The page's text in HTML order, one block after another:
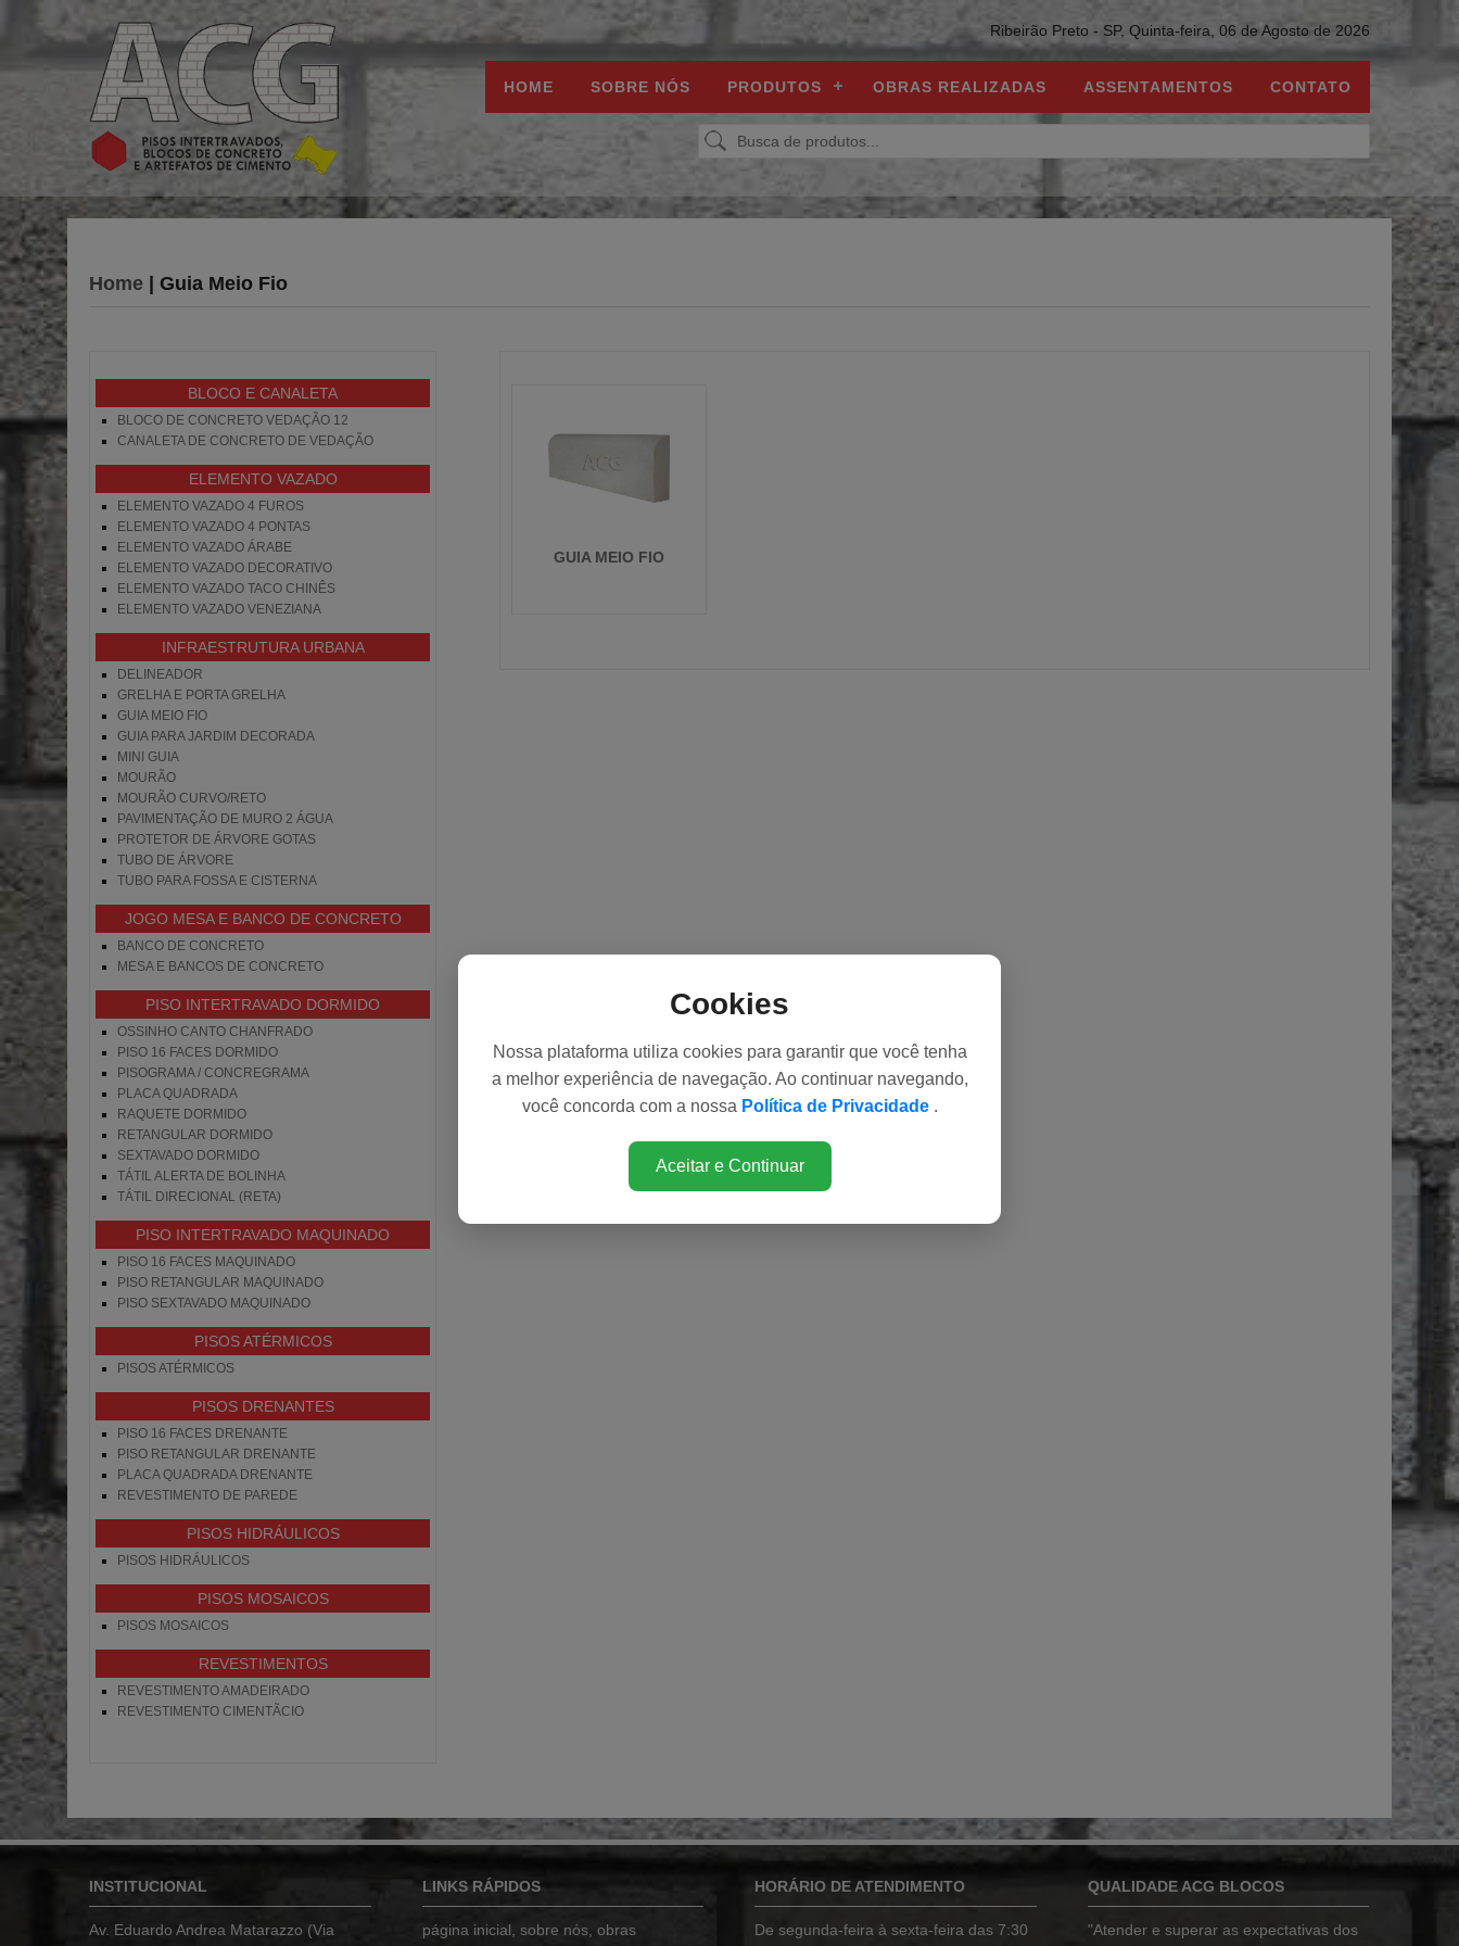
Ribeirão Preto - SP, Quinta-feira, 06 de Agosto de 2026
HOME SOBRE NÓS PRODUTOS OBRAS REALIZADAS ASSENTAMENTOS CONTATO
Cookies
Nossa plataforma utiliza cookies para garantir que você tenha
a melhor experiência de navegação. Ao continuar navegando,
você concorda com a nossa Política de Privacidade .
Aceitar e Continuar
Home | Guia Meio Fio
BLOCO E CANALETA
BLOCO DE CONCRETO VEDAÇÃO 12
CANALETA DE CONCRETO DE VEDAÇÃO
ELEMENTO VAZADO
ELEMENTO VAZADO 4 FUROS
ELEMENTO VAZADO 4 PONTAS
ELEMENTO VAZADO ÁRABE
ELEMENTO VAZADO DECORATIVO
ELEMENTO VAZADO TACO CHINÊS
ELEMENTO VAZADO VENEZIANA
INFRAESTRUTURA URBANA
DELINEADOR
GRELHA E PORTA GRELHA
GUIA MEIO FIO
GUIA PARA JARDIM DECORADA
MINI GUIA
MOURÃO
MOURÃO CURVO/RETO
PAVIMENTAÇÃO DE MURO 2 ÁGUA
PROTETOR DE ÁRVORE GOTAS
TUBO DE ÁRVORE
TUBO PARA FOSSA E CISTERNA
JOGO MESA E BANCO DE CONCRETO
BANCO DE CONCRETO
MESA E BANCOS DE CONCRETO
PISO INTERTRAVADO DORMIDO
OSSINHO CANTO CHANFRADO
PISO 16 FACES DORMIDO
PISOGRAMA / CONCREGRAMA
PLACA QUADRADA
RAQUETE DORMIDO
RETANGULAR DORMIDO
SEXTAVADO DORMIDO
TÁTIL ALERTA DE BOLINHA
TÁTIL DIRECIONAL (RETA)
PISO INTERTRAVADO MAQUINADO
PISO 16 FACES MAQUINADO
PISO RETANGULAR MAQUINADO
PISO SEXTAVADO MAQUINADO
PISOS ATÉRMICOS
PISOS ATÉRMICOS
PISOS DRENANTES
PISO 16 FACES DRENANTE
PISO RETANGULAR DRENANTE
PLACA QUADRADA DRENANTE
REVESTIMENTO DE PAREDE
PISOS HIDRÁULICOS
PISOS HIDRÁULICOS
PISOS MOSAICOS
PISOS MOSAICOS
REVESTIMENTOS
REVESTIMENTO AMADEIRADO
REVESTIMENTO CIMENTÃ­CIO
GUIA MEIO FIO
INSTITUCIONAL
Av. Eduardo Andrea Matarazzo (Via
LINKS RÁPIDOS
página inicial sobre nós, obras
HORÁRIO DE ATENDIMENTO
De segunda-feira à sexta-feira das 7:30
QUALIDADE ACG BLOCOS
"Atender e superar as expectativas dos